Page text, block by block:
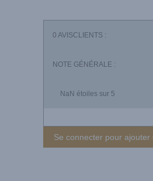
0 AVISCLIENTS :
NOTE GÉNÉRALE :
NaN étoiles sur 5
Se connecter pour ajouter